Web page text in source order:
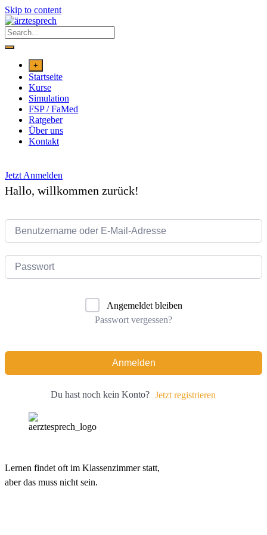
Skip to content
+
Startseite
Kurse
Simulation
FSP / FaMed
Ratgeber
Über uns
Kontakt
Jetzt Anmelden
Hallo, willkommen zurück!
Angemeldet bleiben
Passwort vergessen?
Anmelden
Du hast noch kein Konto? Jetzt registrieren
Lernen findet oft im Klassenzimmer statt,
aber das muss nicht sein.